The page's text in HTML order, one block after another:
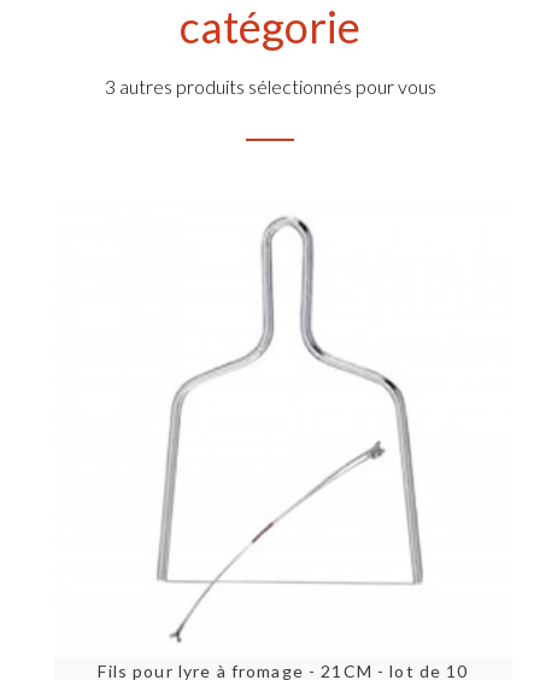
catégorie
3 autres produits sélectionnés pour vous
Fils pour lyre à fromage - 21CM - lot de 10